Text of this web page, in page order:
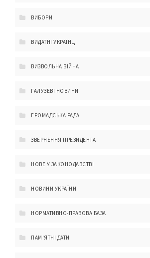
ВИБОРИ
ВИДАТНІ УКРАЇНЦІ
ВИЗВОЛЬНА ВІЙНА
ГАЛУЗЕВІ НОВИНИ
ГРОМАДСЬКА РАДА
ЗВЕРНЕННЯ ПРЕЗИДЕНТА
НОВЕ У ЗАКОНОДАВСТВІ
НОВИНИ УКРАЇНИ
НОРМАТИВНО-ПРАВОВА БАЗА
ПАМ'ЯТНІ ДАТИ